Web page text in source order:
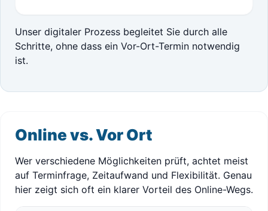
Unser digitaler Prozess begleitet Sie durch alle
Schritte, ohne dass ein Vor-Ort-Termin notwendig
ist.
Online vs. Vor Ort
Wer verschiedene Möglichkeiten prüft, achtet meist
auf Terminfrage, Zeitaufwand und Flexibilität. Genau
hier zeigt sich oft ein klarer Vorteil des Online-Wegs.